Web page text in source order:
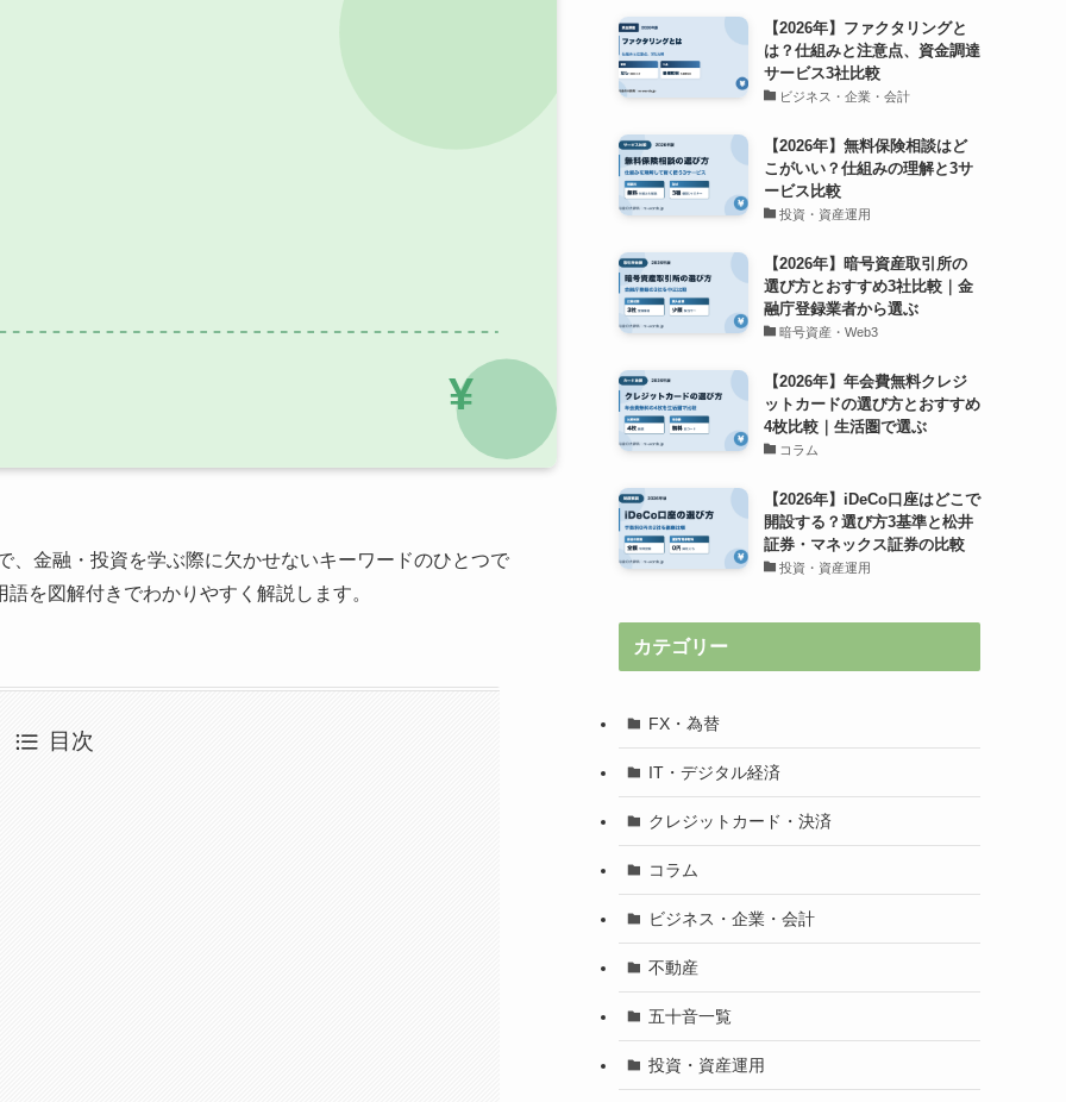
金融・投資を学ぶ際に欠かせないキーワードのひとつで
を図解付きでわかりやすく解説します。
目次
【2026年】ファクタリングと
は？仕組みと注意点、資金調達
サービス3社比較
ビジネス・企業・会計
【2026年】無料保険相談はど
こがいい？仕組みの理解と3サ
ービス比較
投資・資産運用
【2026年】暗号資産取引所の
選び方とおすすめ3社比較｜金
融庁登録業者から選ぶ
暗号資産・Web3
【2026年】年会費無料クレジ
ットカードの選び方とおすすめ
4枚比較｜生活圏で選ぶ
コラム
【2026年】iDeCo口座はどこで
開設する？選び方3基準と松井
証券・マネックス証券の比較
投資・資産運用
カテゴリー
FX・為替
IT・デジタル経済
クレジットカード・決済
コラム
ビジネス・企業・会計
不動産
五十音一覧
投資・資産運用